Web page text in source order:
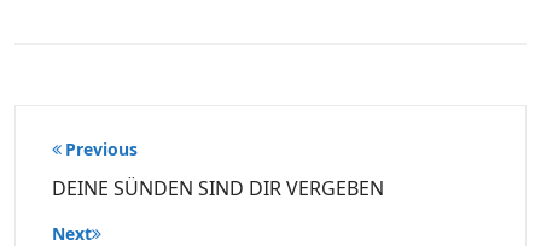
Beitragsnavigation
Previous
DEINE SÜNDEN SIND DIR VERGEBEN
Next